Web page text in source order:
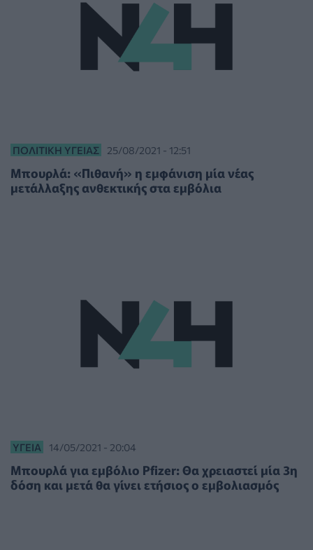
ΠΟΛΙΤΙΚΉ ΥΓΕΊΑΣ 25/08/2021 - 12:51
Μπουρλά: «Πιθανή» η εμφάνιση μία νέας
μετάλλαξης ανθεκτικής στα εμβόλια
ΥΓΕΊΑ 14/05/2021 - 20:04
Μπουρλά για εμβόλιο Pfizer: Θα χρειαστεί μία 3η
δόση και μετά θα γίνει ετήσιος ο εμβολιασμός